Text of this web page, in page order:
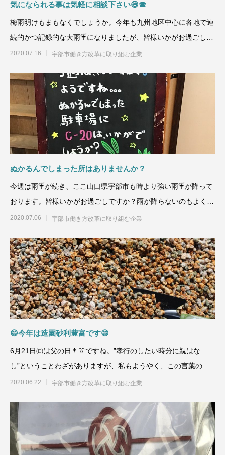
気になられる事は気軽に相談下さい😄☎
梅雨明けもまもなくでしょうか。今年も九州地区中心に各地で連
続的かつ記録的な大雨☔になりましたが、皆様いかがお過ごしで
すか？昨年まで
2020.07.16 宇部市働き方改革に取り組む企業
ぬかるんでしまった所はありませんか？
今週は雨☔が続き、ここ山口県宇部市も時より強い雨☔が降って
おります。皆様いかがお過ごしですか？雨が降らないのもよくあ
りませんが、大雨は災害
2020.07.06 宇部市働き方改革に取り組む企業
😄今年は造園砂利豊富です😄
6月21日㈰は父の日👨👔ですね。”孝行のしたい時分に親はな
し”ということわざがありますが、私もようやく、この言葉の事
がわかってきました。父
2020.06.22 宇部市働き方改革に取り組む企業